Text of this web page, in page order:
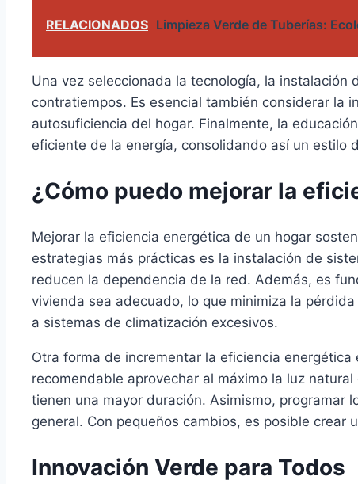
RELACIONADOS Limpieza Verde de Tuberías:
Una vez seleccionada la tecnología, la
contratiempos. Es esencial también considerar la
autosuficiencia del hogar. Finalmente, la
eficiente de la energía, consolidando así un estilo
¿Cómo puedo mejorar la
Mejorar la eficiencia energética de un hogar
estrategias más prácticas es la instalación de
reducen la dependencia de la red. Además, es
vivienda sea adecuado, lo que minimiza la
a sistemas de climatización excesivos.
Otra forma de incrementar la eficiencia
recomendable aprovechar al máximo la luz
tienen una mayor duración. Asimismo, programar
general. Con pequeños cambios, es posible crear
Innovación Verde para Todos